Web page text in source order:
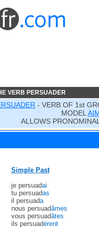
VERB PERSUADER
- VERB OF 1st
MODEL
ALLOWS
Simple Past
je persuadai
tu persuadas
il persuada
nous persuadâmes
vous persuadâtes
ils persuadèrent